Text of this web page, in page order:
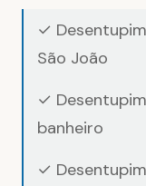
✓
São João
✓
banheiro
✓